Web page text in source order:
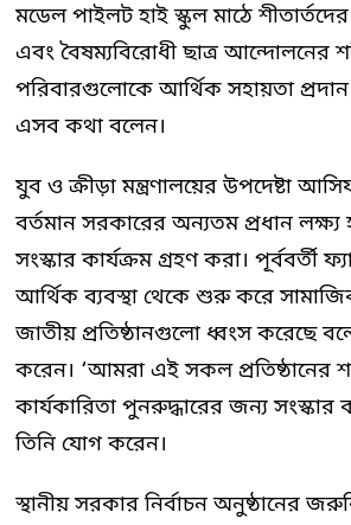
মডেল পাইলট হাই স্কুল মাঠে
এবং বৈষম্যবিরোধী ছাত্র আন্দোলনের
পরিবারগুলোকে আর্থিক সহায়তা প্রদান
এসব কথা বলেন।
যুব ও ক্রীড়া মন্ত্রণালয়ের উপদেষ্টা
বর্তমান সরকারের অন্যতম প্রধান
সংস্কার কার্যক্রম গ্রহণ করা। পূর্ববর্তী
আর্থিক ব্যবস্থা থেকে শুরু করে
জাতীয় প্রতিষ্ঠানগুলো ধ্বংস করেছে
করেন। ‘আমরা এই সকল প্রতিষ্ঠানের
কার্যকারিতা পুনরুদ্ধারের জন্য সংস্কার
তিনি যোগ করেন।
স্থানীয় সরকার নির্বাচন অনুষ্ঠানের